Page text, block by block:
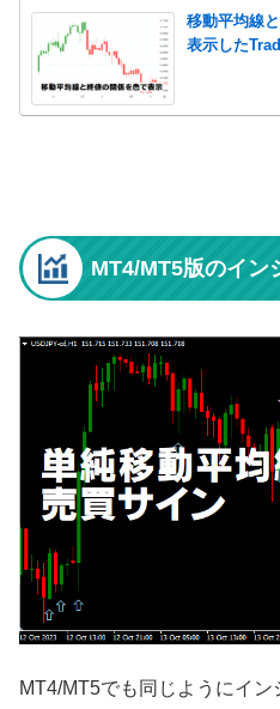
移動平均線
表示した
MT4/MT5版のイン
MT4/MT5でも同じようにイン